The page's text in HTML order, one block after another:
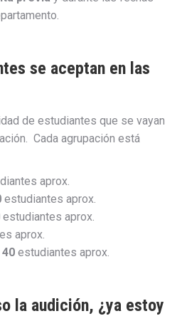
se aceptan en las
de estudiantes que se vayan
Cada agrupación está
aprox.
estudiantes aprox.
estudiantes aprox.
aprox.
40 estudiantes aprox.
la audición, ¿ya estoy